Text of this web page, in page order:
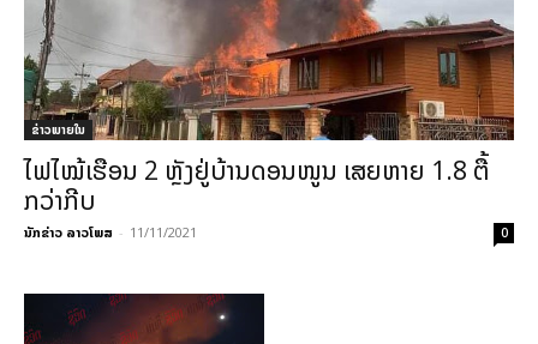
ຂ່າວພາຍ​ໃນ
ໄຟໄໝ້ເຮືອນ 2 ຫຼັງຢູ່ບ້ານດອນໜູນ ເສຍຫາຍ 1.8 ຕື້
ກວ່າກີບ
ນັກຂ່າວ ລາວໂພສ - 11/11/2021 0